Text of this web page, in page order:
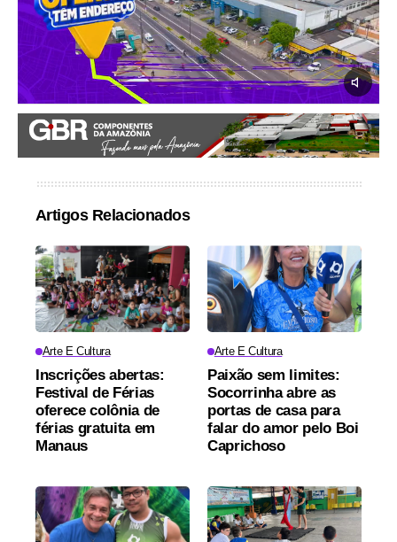
Artigos Relacionados
Arte E Cultura
Inscrições abertas:
Festival de Férias
oferece colônia de
férias gratuita em
Manaus
Arte E Cultura
Paixão sem limites:
Socorrinha abre as
portas de casa para
falar do amor pelo Boi
Caprichoso